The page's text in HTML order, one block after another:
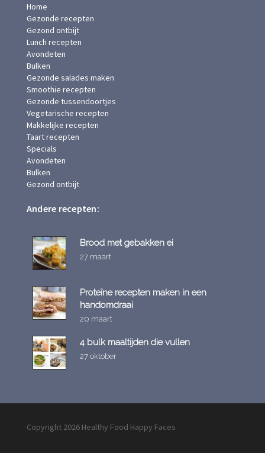
Home
Gezonde recepten
Gezond ontbijt
Lunch recepten
Avondeten
Bulken
Gezonde salades maken
Smoothie recepten
Gezonde tussendoortjes
Vegetarische recepten
Makkelijke recepten
Taart recepten
Specials
Avondeten
Bulken
Gezond ontbijt
Andere recepten:
Brood met gebakken ei
27 maart
Proteïne recepten maken in een
handomdraai
20 maart
4 bulk maaltijden die vullen
27 oktober
Copyright 2026 Healthy Food Happy Faces